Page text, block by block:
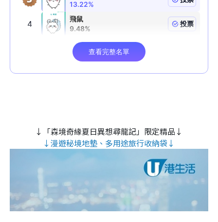
↓「森境奇緣夏日異想尋龍記」限定精品↓
↓漫遊秘境地墊、多用途旅行收納袋↓